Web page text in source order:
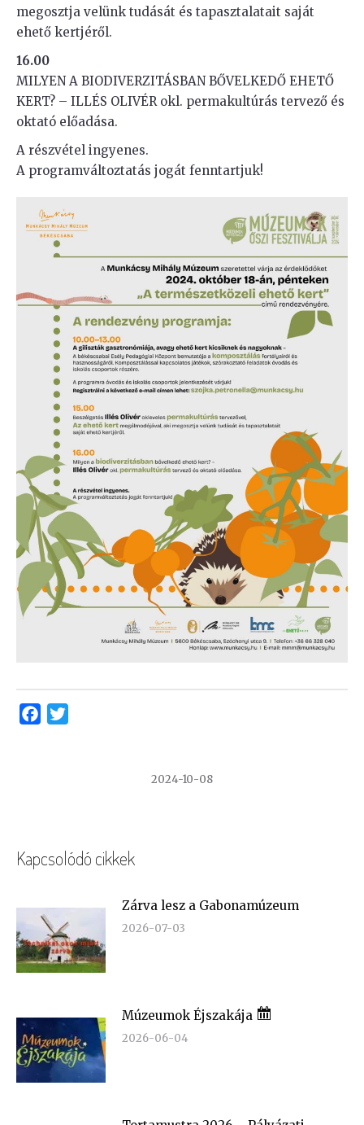
megosztja velünk tudását és tapasztalatait saját
ehető kertjéről.
16.00
MILYEN A BIODIVERZITÁSBAN BŐVELKEDŐ EHETŐ
KERT? – ILLÉS OLIVÉR okl. permakultúrás tervező és
oktató előadása.
A részvétel ingyenes.
A programváltoztatás jogát fenntartjuk!
Facebook
2024-10-08
Kapcsolódó cikkek
Zárva lesz a Gabonamúzeum
2026-07-03
Múzeumok Éjszakája
2026-06-04